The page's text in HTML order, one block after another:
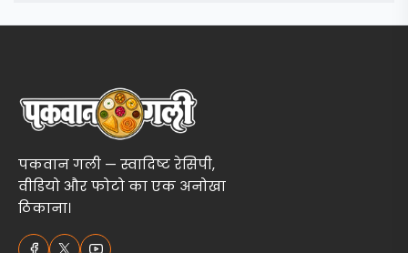
पकवान गली — स्वादिष्ट रेसिपी,
वीडियो और फोटो का एक अनोखा
ठिकाना।